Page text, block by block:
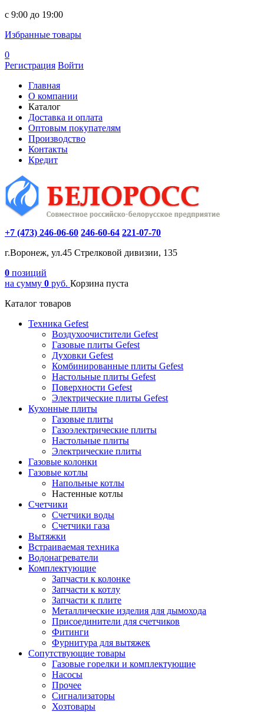
c 9:00 до 19:00
Избранные товары
0
Регистрация Войти
Главная
О компании
Каталог
Доставка и оплата
Оптовым покупателям
Производство
Контакты
Кредит
+7 (473) 246-06-60 246-60-64 221-07-70
г.Воронеж, ул.45 Стрелковой дивизии, 135
0 позиций
на сумму 0 руб. Корзина пуста
Каталог товаров
Техника Gefest
Воздухоочистители Gefest
Газовые плиты Gefest
Духовки Gefest
Комбинированные плиты Gefest
Настольные плиты Gefest
Поверхности Gefest
Электрические плиты Gefest
Кухонные плиты
Газовые плиты
Газоэлектрические плиты
Настольные плиты
Электрические плиты
Газовые колонки
Газовые котлы
Напольные котлы
Настенные котлы
Счетчики
Счетчики воды
Счетчики газа
Вытяжки
Встраиваемая техника
Водонагреватели
Комплектующие
Запчасти к колонке
Запчасти к котлу
Запчасти к плите
Металлические изделия для дымохода
Присоединители для счетчиков
Фитинги
Фурнитура для вытяжек
Сопутствующие товары
Газовые горелки и комплектующие
Насосы
Прочее
Сигнализаторы
Хозтовары